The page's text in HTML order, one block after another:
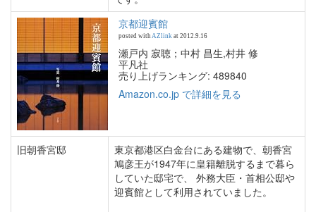
京都迎賓館
posted withAZlink at 2012.9.16
瀬戸内 寂聴；中村 昌生,村井 修
平凡社
売り上げランキング: 489840
Amazon.co.jp で詳細を見る
旧朝香宮邸
東京都港区白金台にある建物で、朝香宮
鳩彦王が1947年に皇籍離脱するまで暮ら
していた邸宅で、 外務大臣・首相公邸や
迎賓館として利用されていました。